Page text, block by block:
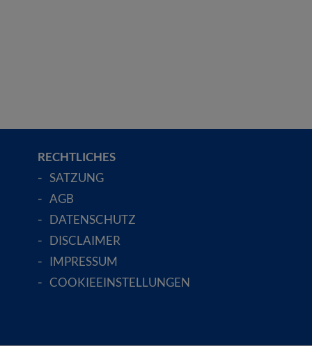
RECHTLICHES
SATZUNG
AGB
DATENSCHUTZ
DISCLAIMER
IMPRESSUM
COOKIEEINSTELLUNGEN